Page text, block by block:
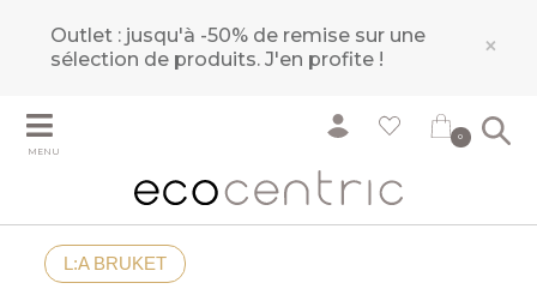
Outlet : jusqu'à -50% de remise sur une
sélection de produits.J'en profite ! ×
MENU
0
L:A BRUKET